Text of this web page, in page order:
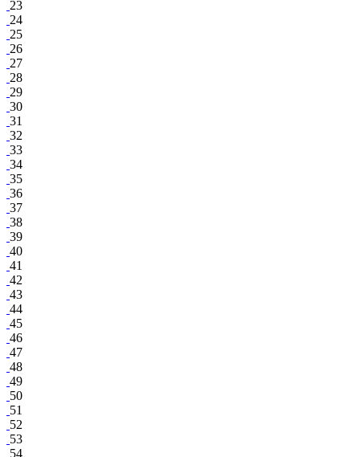
23
24
25
26
27
28
29
30
31
32
33
34
35
36
37
38
39
40
41
42
43
44
45
46
47
48
49
50
51
52
53
54